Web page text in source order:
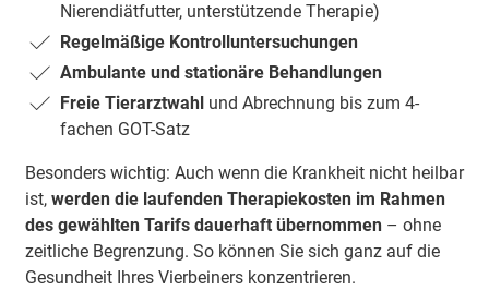
Nierendiätfutter, unterstützende Therapie)
Regelmäßige Kontrolluntersuchungen
Ambulante und stationäre Behandlungen
Freie Tierarztwahlund Abrechnung bis zum 4-
fachen GOT-Satz
Besonders wichtig: Auch wenn die Krankheit nicht heilbar
ist, werden die laufenden Therapiekosten im Rahmen
des gewählten Tarifs dauerhaft übernommen– ohne
zeitliche Begrenzung. So können Sie sich ganz auf die
Gesundheit Ihres Vierbeiners konzentrieren.